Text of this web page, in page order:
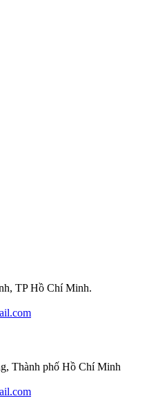
TP Hồ Chí Minh.
Thành phố Hồ Chí Minh